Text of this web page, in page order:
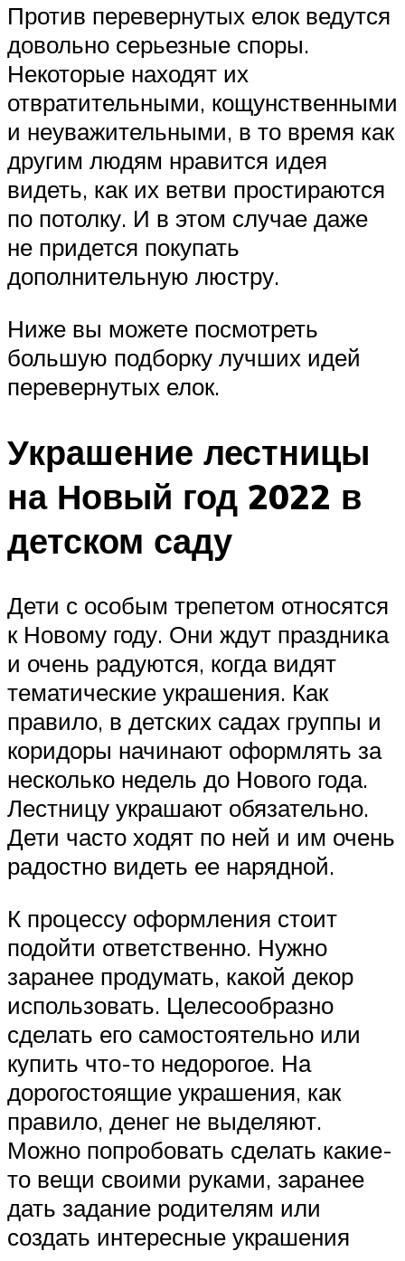
Против перевернутых елок ведутся
довольно серьезные споры.
Некоторые находят их
отвратительными, кощунственными
и неуважительными, в то время как
другим людям нравится идея
видеть, как их ветви простираются
по потолку. И в этом случае даже
не придется покупать
дополнительную люстру.
Ниже вы можете посмотреть
большую подборку лучших идей
перевернутых елок.
Украшение лестницы
на Новый год 2022 в
детском саду
Дети с особым трепетом относятся
к Новому году. Они ждут праздника
и очень радуются, когда видят
тематические украшения. Как
правило, в детских садах группы и
коридоры начинают оформлять за
несколько недель до Нового года.
Лестницу украшают обязательно.
Дети часто ходят по ней и им очень
радостно видеть ее нарядной.
К процессу оформления стоит
подойти ответственно. Нужно
заранее продумать, какой декор
использовать. Целесообразно
сделать его самостоятельно или
купить что-то недорогое. На
дорогостоящие украшения, как
правило, денег не выделяют.
Можно попробовать сделать какие-
то вещи своими руками, заранее
дать задание родителям или
создать интересные украшения